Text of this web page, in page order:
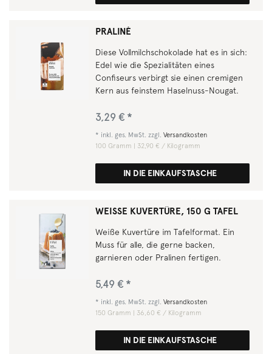
PRALINÉ
Diese Vollmilchschokolade hat es in sich:
Edel wie die Spezialitäten eines
Confiseurs verbirgt sie einen cremigen
Kern aus feinstem Haselnuss-Nougat.
3,29 € *
* inkl. ges. MwSt. zzgl.Versandkosten
100 Gramm | 32,90 € / Kilogramm
IN DIE EINKAUFSTASCHE
WEISSE KUVERTÜRE, 150 G TAFEL
Weiße Kuvertüre im Tafelformat. Ein
Muss für alle, die gerne backen,
garnieren oder Pralinen fertigen.
5,49 € *
* inkl. ges. MwSt. zzgl.Versandkosten
150 Gramm | 36,60 € / Kilogramm
IN DIE EINKAUFSTASCHE